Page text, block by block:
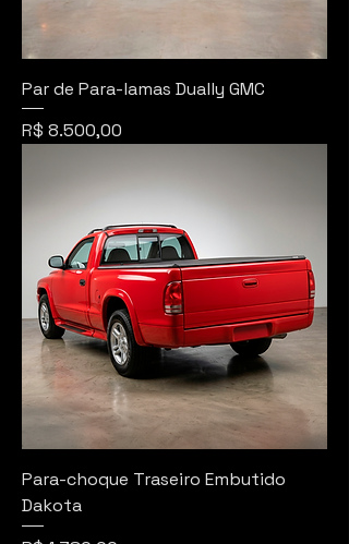
Par de Para-lamas Dually GMC
Preço
R$ 8.500,00
Para-choque Traseiro Embutido
Dakota